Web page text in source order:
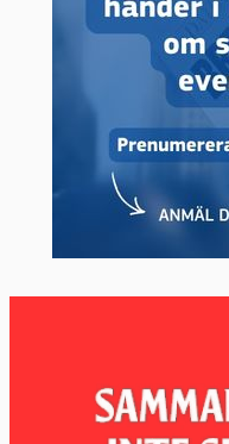
långtgående
piratkopiering
EU-
Avtalet måste
ministerråd och
ska träda i kraft. I